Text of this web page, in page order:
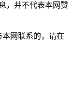
，并不代表本网赞
网联系的，请在